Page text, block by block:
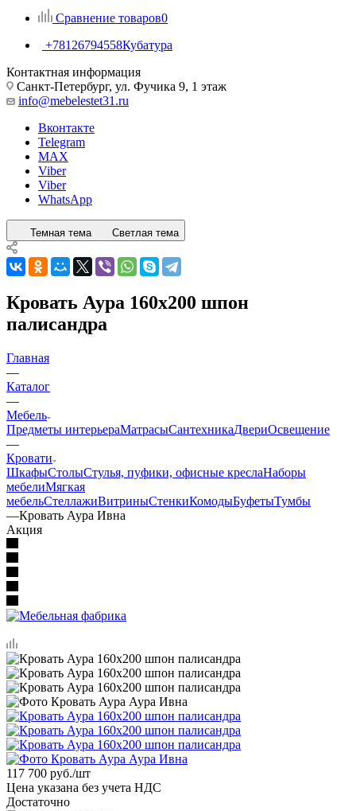
Сравнение товаров0
+78126794558Кубатура
Контактная информация
Санкт-Петербург, ул. Фучика 9, 1 этаж
info@mebelestet31.ru
Вконтакте
Telegram
MAX
Viber
Viber
WhatsApp
Темная тема Светлая тема
Кровать Аура 160х200 шпон
палисандра
Главная
—
Каталог
—
Мебель
Предметы интерьераМатрасыСантехникаДвериОсвещение
—
Кровати
ШкафыСтолыСтулья, пуфики, офисные креслаНаборы
мебелиМягкая
мебельСтеллажиВитриныСтенкиКомодыБуфетыТумбы
—Кровать Аура Ивна
Акция
117 700 руб./шт
Цена указана без учета НДС
Достаточно